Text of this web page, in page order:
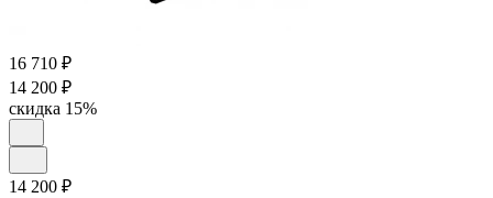
16 710 ₽
14 200 ₽
скидка 15%
14 200 ₽